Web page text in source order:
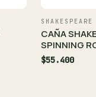
SHAKESPEARE
CAÑA
SPINNING
$55.400